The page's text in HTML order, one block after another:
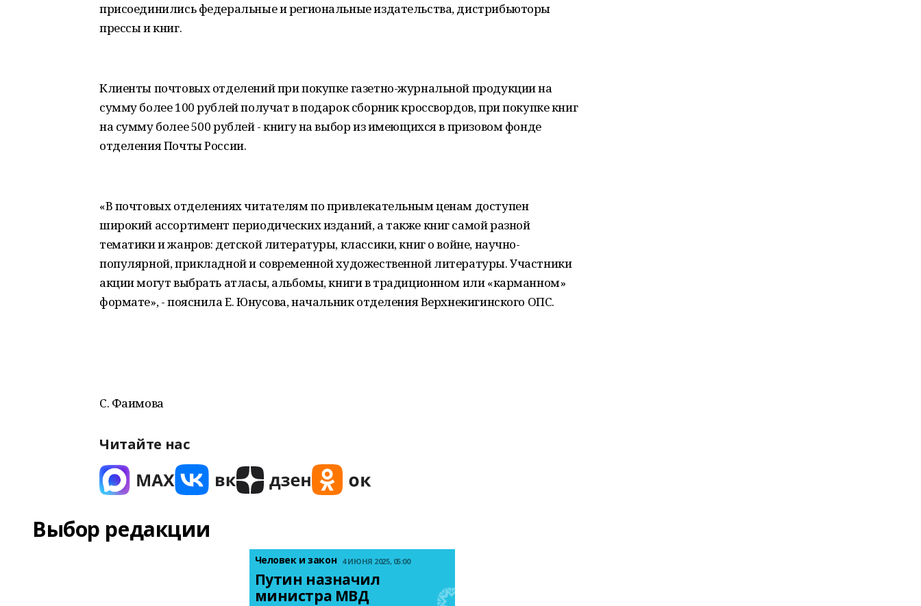
присоединились федеральные и региональные издательства, дистрибьюторы
прессы и книг.
Клиенты почтовых отделений при покупке газетно-журнальной продукции на
сумму более 100 рублей получат в подарок сборник кроссвордов, при покупке книг
на сумму более 500 рублей - книгу на выбор из имеющихся в призовом фонде
отделения Почты России.
«В почтовых отделениях читателям по привлекательным ценам доступен
широкий ассортимент периодических изданий, а также книг самой разной
тематики и жанров: детской литературы, классики, книг о войне, научно-
популярной, прикладной и современной художественной литературы. Участники
акции могут выбрать атласы, альбомы, книги в традиционном или «карманном»
формате», - пояснила Е. Юнусова, начальник отделения Верхнекигинского ОПС.
С. Фаимова
Читайте нас
Выбор редакции
Человек и закон 4 ИЮНЯ 2025, 05:00
Путин назначил
министра МВД